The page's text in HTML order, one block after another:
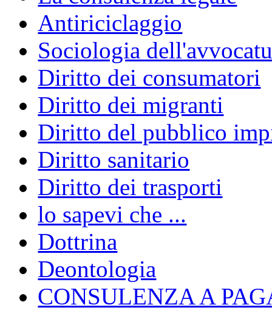
Antiriciclaggio
Sociologia
Diritto dei consumatori
Diritto dei migranti
Diritto del pubblico
Diritto sanitario
Diritto dei trasporti
lo sapevi che ...
Dottrina
Deontologia
CONSULENZA A